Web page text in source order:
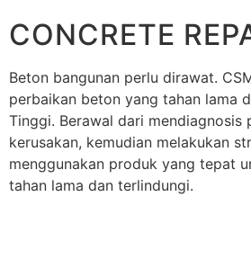
CONCRETE
Beton bangunan perlu dirawat.
perbaikan beton yang tahan lama
Tinggi. Berawal dari mendiagnosis
kerusakan, kemudian melakukan
menggunakan produk yang tepat
tahan lama dan terlindungi.